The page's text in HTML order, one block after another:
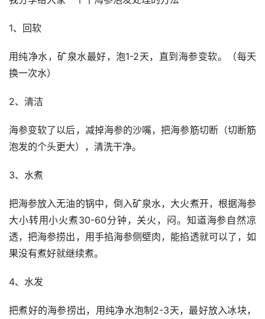
1、回软
用纯净水，矿泉水最好，泡1-2天，直到海参变软。（每天
换一次水）
2、清洁
海参变软了以后，减掉海参的沙嘴，把海参筋切断（切断筋
泡发的个头更大），清洗干净。
3、水煮
把海参放入无油的锅中，倒入矿泉水，大火煮开，根据海参
大小转用小火煮30-60分钟，关火，闷。知道海参自然凉
透，把海参捞出，用手掐海参侧壁肉，能掐透就可以了，如
果没有煮好就继续煮。
4、水发
把煮好的海参捞出，用纯净水泡制2-3天，最好放入冰块，